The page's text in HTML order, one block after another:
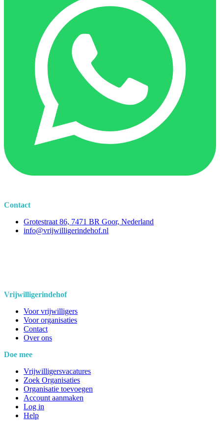
Contact
Grotestraat 86, 7471 BR Goor, Nederland
info@vrijwilligerindehof.nl
Vrijwilligerindehof
Voor vrijwilligers
Voor organisaties
Contact
Over ons
Doe mee
Vrijwilligersvacatures
Zoek Organisaties
Organisatie toevoegen
Account aanmaken
Log in
Help